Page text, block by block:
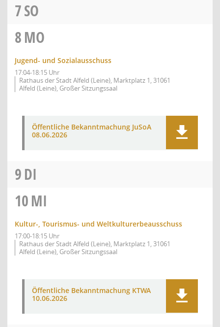
7SO
8MO
Jugend- und Sozialausschuss
17:04-18:15 Uhr
Rathaus der Stadt Alfeld (Leine), Marktplatz 1, 31061
Alfeld (Leine), Großer Sitzungssaal
Öffentliche Bekanntmachung JuSoA
08.06.2026
9DI
10MI
Kultur-, Tourismus- und Weltkulturerbeausschuss
17:00-18:15 Uhr
Rathaus der Stadt Alfeld (Leine), Marktplatz 1, 31061
Alfeld (Leine), Großer Sitzungssaal
Öffentliche Bekanntmachung KTWA
10.06.2026